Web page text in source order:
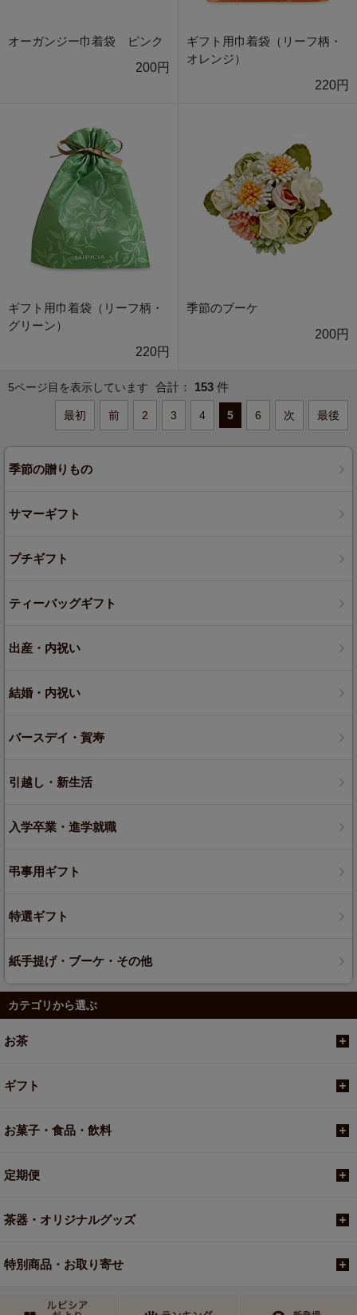
オーガンジー巾着袋 ピンク
200円
ギフト用巾着袋（リーフ柄・
オレンジ）
220円
ギフト用巾着袋（リーフ柄・
グリーン）
220円
季節のブーケ
200円
5ページ目を表示しています 合計： 153 件
最初 前 2 3 4 5 6 次 最後
季節の贈りもの
サマーギフト
プチギフト
ティーバッグギフト
出産・内祝い
結婚・内祝い
バースデイ・賀寿
引越し・新生活
入学卒業・進学就職
弔事用ギフト
特選ギフト
紙手提げ・ブーケ・その他
カテゴリから選ぶ
お茶
ギフト
お菓子・食品・飲料
定期便
茶器・オリジナルグッズ
特別商品・お取り寄せ